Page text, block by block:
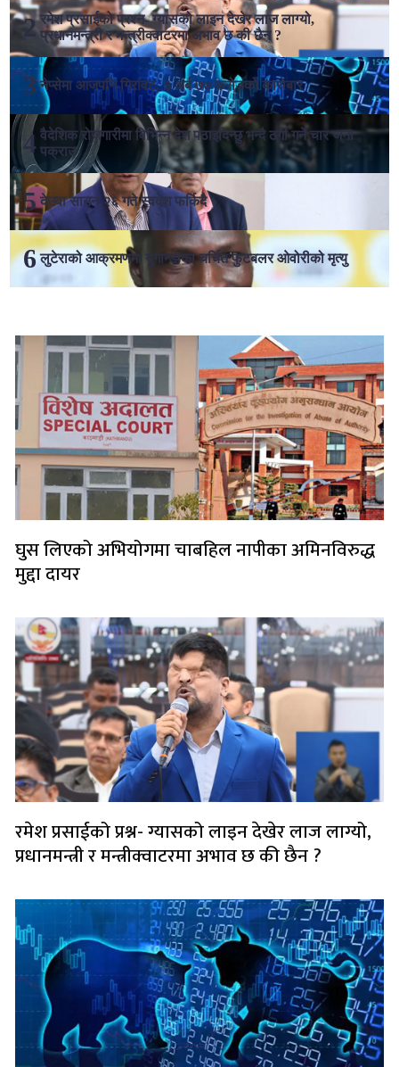
रमेश प्रसाईको प्रश्न- ग्यासको लाइन देखेर लाज लाग्यो,
प्रधानमन्त्री र मन्त्रीक्वाटरमा अभाव छ की छैन ?
नेप्सेमा आजपनि गिरावट, ३ अर्ब ७७ करोडको कारोबार
वैदेशिक रोजगारीमा विभिन्न देश पठाइदिन्छु भन्दै ठगी गर्ने चार जना
पक्राउ
देउवा साउन २६ गते स्वदेश फर्किदै
लुटेराको आक्रमणमा युगान्डाका चर्चित फुटबलर ओवोरीको मृत्यु
घुस लिएको अभियोगमा चाबहिल नापीका अमिनविरुद्ध
मुद्दा दायर
रमेश प्रसाईको प्रश्न- ग्यासको लाइन देखेर लाज लाग्यो,
प्रधानमन्त्री र मन्त्रीक्वाटरमा अभाव छ की छैन ?